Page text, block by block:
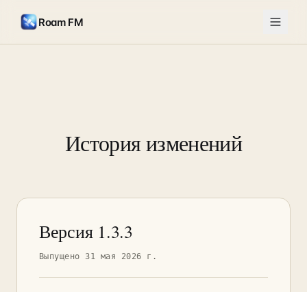
Roam FM
История изменений
Версия 1.3.3
Выпущено 31 мая 2026 г.